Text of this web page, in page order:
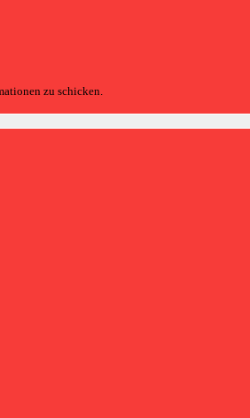
zu schicken.